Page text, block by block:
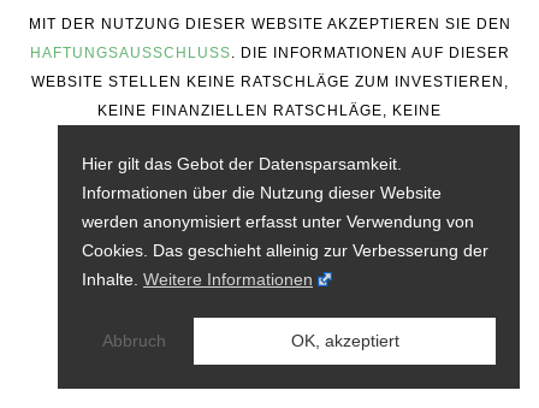
MIT DER NUTZUNG DIESER WEBSITE AKZEPTIEREN SIE DEN
HAFTUNGSAUSSCHLUSS. DIE INFORMATIONEN AUF DIESER
WEBSITE STELLEN KEINE RATSCHLÄGE ZUM INVESTIEREN,
KEINE FINANZIELLEN RATSCHLÄGE, KEINE
RATSCHLÄGEN DAR.
Hier gilt das Gebot der Datensparsamkeit.
Informationen über die Nutzung dieser Website
werden anonymisiert erfasst unter Verwendung von
Cookies. Das geschieht alleinig zur Verbesserung der
Inhalte. Weitere Informationen
Abbruch OK, akzeptiert